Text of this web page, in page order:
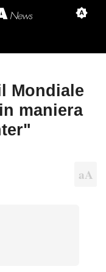
Mondiale
maniera